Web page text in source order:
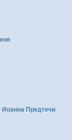
Предтечи